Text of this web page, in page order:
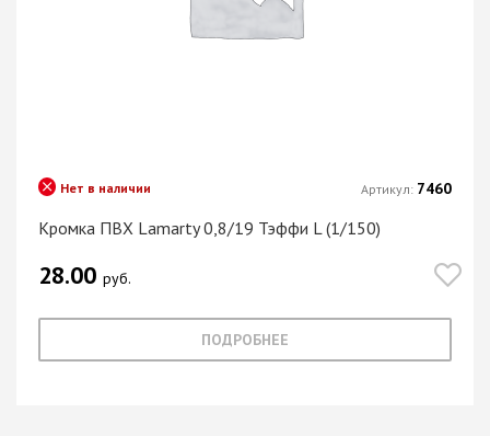
Кромка ПВХ Lamarty 0,8/19 Тэффи L (1/150)
Нет в наличии
28.00 руб.
ПОДРОБНЕЕ
Артикул: 7460